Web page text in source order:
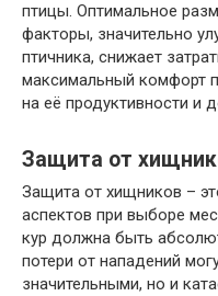
птицы. Оптимальное
факторы, значительно
птичника, снижает
максимальный комфорт
на её продуктивности и
Защита от
Защита от хищников –
аспектов при выборе
кур должна быть
потери от нападений
значительными, но и